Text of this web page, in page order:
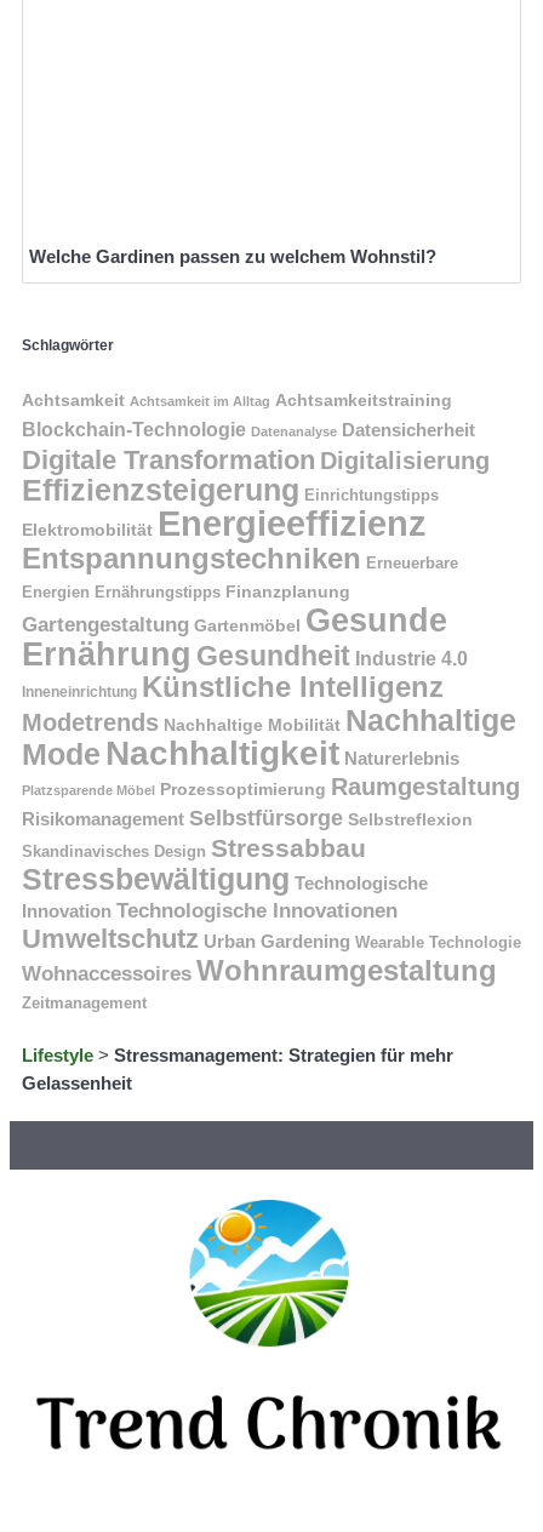
Welche Gardinen passen zu welchem Wohnstil?
Schlagwörter
Achtsamkeit Achtsamkeit im Alltag Achtsamkeitstraining
Blockchain-Technologie Datenanalyse Datensicherheit
Digitale Transformation Digitalisierung
Effizienzsteigerung Einrichtungstipps
Elektromobilität Energieeffizienz
Entspannungstechniken Erneuerbare
Energien Ernährungstipps Finanzplanung
Gartengestaltung Gartenmöbel Gesunde
Ernährung Gesundheit Industrie 4.0
Inneneinrichtung Künstliche Intelligenz
Modetrends Nachhaltige Mobilität Nachhaltige
Mode Nachhaltigkeit Naturerlebnis
Platzsparende Möbel Prozessoptimierung Raumgestaltung
Risikomanagement Selbstfürsorge Selbstreflexion
Skandinavisches Design Stressabbau
Stressbewältigung Technologische
Innovation Technologische Innovationen
Umweltschutz Urban Gardening Wearable Technologie
Wohnaccessoires Wohnraumgestaltung
Zeitmanagement
Lifestyle > Stressmanagement: Strategien für mehr
Gelassenheit